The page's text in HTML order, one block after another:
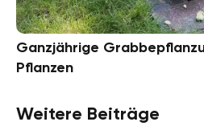
Ganzjährige
Pflanzen
Weitere Beiträge